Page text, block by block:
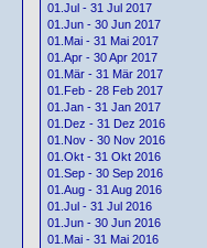
01.Jul - 31 Jul 2017
01.Jun - 30 Jun 2017
01.Mai - 31 Mai 2017
01.Apr - 30 Apr 2017
01.Mär - 31 Mär 2017
01.Feb - 28 Feb 2017
01.Jan - 31 Jan 2017
01.Dez - 31 Dez 2016
01.Nov - 30 Nov 2016
01.Okt - 31 Okt 2016
01.Sep - 30 Sep 2016
01.Aug - 31 Aug 2016
01.Jul - 31 Jul 2016
01.Jun - 30 Jun 2016
01.Mai - 31 Mai 2016